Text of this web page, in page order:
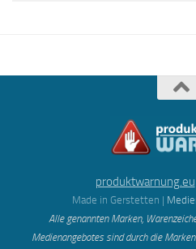
produktwarnung.eu
Made in Gerstetten |
Alle genannten Marken,
Medienangebotes sind durch die